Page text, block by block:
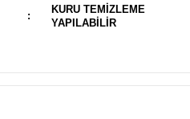
:
KURU TEMİZLEME
YAPILABİLİR